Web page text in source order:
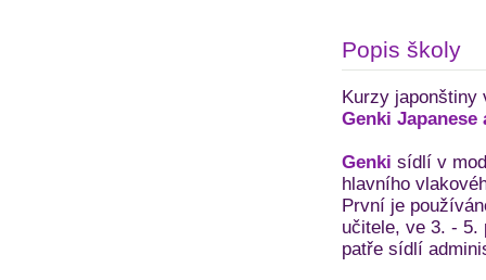
Popis školy
Kurzy japonštiny
Genki
Genki sídlí v
hlavního
První je
učitele, ve 3. - 5.
patře sídlí